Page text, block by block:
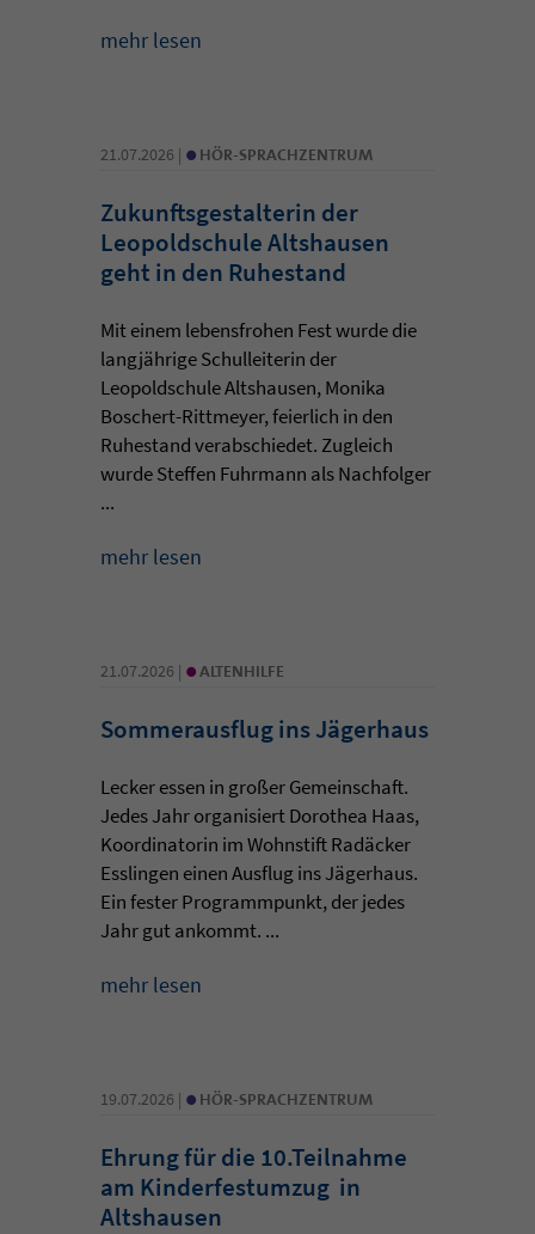
mehr lesen
21.07.2026 | • HÖR-SPRACHZENTRUM
Zukunftsgestalterin der
Leopoldschule Altshausen
geht in den Ruhestand
Mit einem lebensfrohen Fest wurde die
langjährige Schulleiterin der
Leopoldschule Altshausen, Monika
Boschert-Rittmeyer, feierlich in den
Ruhestand verabschiedet. Zugleich
wurde Steffen Fuhrmann als Nachfolger
...
mehr lesen
21.07.2026 | • ALTENHILFE
Sommerausflug ins Jägerhaus
Lecker essen in großer Gemeinschaft.
Jedes Jahr organisiert Dorothea Haas,
Koordinatorin im Wohnstift Radäcker
Esslingen einen Ausflug ins Jägerhaus.
Ein fester Programmpunkt, der jedes
Jahr gut ankommt. ...
mehr lesen
19.07.2026 | • HÖR-SPRACHZENTRUM
Ehrung für die 10.Teilnahme
am Kinderfestumzug in
Altshausen